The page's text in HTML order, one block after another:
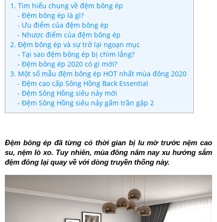
1. Tìm hiểu chung về đệm bông ép
- Đệm bông ép là gì?
- Ưu điểm của đệm bông ép
- Nhược điểm của đệm bông ép
2. Đệm bông ép và sự trở lại ngoạn mục
- Tại sao đệm bông ép bị chìm lắng?
- Đệm bông ép 2020 có gì mới?
3. Một số mẫu đệm bông ép HOT nhất mùa đông 2020
- Đệm cao cấp Sông Hồng Back Essential
- Đệm Sông Hồng siêu nảy mới
- Đệm Sông Hồng siêu nảy gấm trần gập 2
Đệm bông ép đã từng có thời gian bị lu mờ trước nệm cao
su, nệm lò xo. Tuy nhiên, mùa đông năm nay xu hướng sắm
đệm đông lại quay về với dòng truyền thống này.